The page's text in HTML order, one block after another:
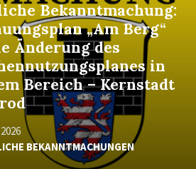
Bekanntmachung:
„Am Berg“
Änderung des
in
Bereich – Kernstadt
BEKANNTMACHUNGEN